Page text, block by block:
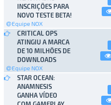
INSCRIÇÕES PARA
NOVO TESTE BETA!
Equipe NOX
CRITICAL OPS
ATINGIU A MARCA
DE 10 MILHÕES DE
DOWNLOADS
Equipe NOX
STAR OCEAN:
ANAMNESIS
GANHA VÍDEO